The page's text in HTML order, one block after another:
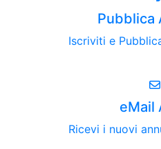
Pubblica
Iscriviti e
eMail
Ricevi i nuovi